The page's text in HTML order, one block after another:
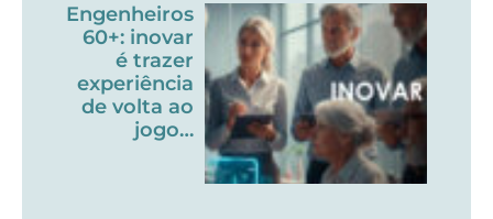
Engenheiros
60+: inovar
é trazer
experiência
de volta ao
jogo…